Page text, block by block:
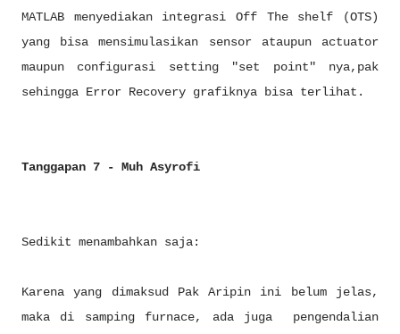
MATLAB menyediakan integrasi Off The shelf (OTS)
yang bisa mensimulasikan sensor ataupun actuator
maupun configurasi setting "set point" nya,pak
sehingga Error Recovery grafiknya bisa terlihat.
Tanggapan 7 - Muh Asyrofi
Sedikit menambahkan saja:
Karena yang dimaksud Pak Aripin ini belum jelas,
maka di samping furnace, ada juga pengendalian